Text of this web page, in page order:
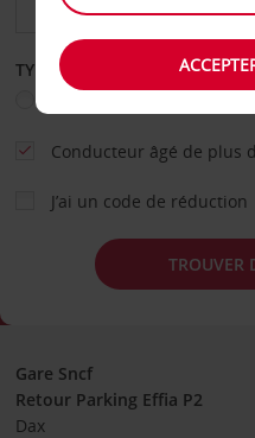
TYPE DE LOCATION
Conducteur âgé de plus
J’ai un code de réduction
TROUVER
Gare Sncf
Retour Parking Effia P2
Dax